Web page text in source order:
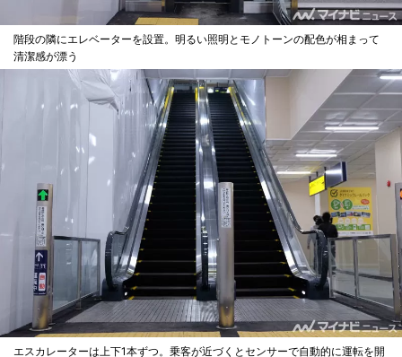
階段の隣にエレベーターを設置。明るい照明とモノトーンの配色が相まって
清潔感が漂う
エスカレーターは上下1本ずつ。乗客が近づくとセンサーで自動的に運転を開